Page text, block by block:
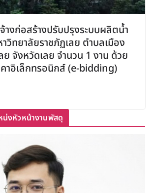
างก่อสร้างปรับปรุงระบบผลิตน้ำ
วิทยาลัยราชภัฏเลย ตำบลเมือง
ย จังหวัดเลย จำนวน 1 งาน ด้วย
คาอิเล็กทรอนิกส์ (e-bidding)
น่งหัวหน้างานพัสดุ